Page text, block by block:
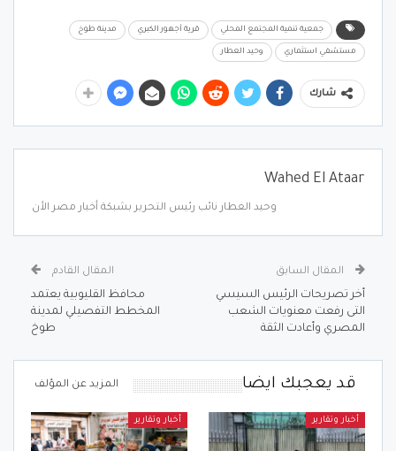
جمعية تنمية المجتمع المحلي قرية أجهور الكبري مدينة طوخ
مستشفي استثماري وحيد العطار
شارك
Wahed El Ataar
وحيد العطار نائب رئيس التحرير بشبكة أخبار مصر الأن
المقال السابق
أخر تصريحات الرئيس السيسي
التى رفعت معنويات الشعب
المصري وأعادت الثقة
المقال القادم
محافظ القليوبية يعتمد
المخطط التفصيلي لمدينة
طوخ
قد يعجبك ايضا المزيد عن المؤلف
أخبار وتقارير أخبار وتقارير